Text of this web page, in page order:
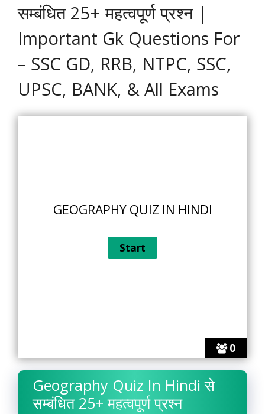
सम्बंधित 25+ महत्वपूर्ण प्रश्न |
Important Gk Questions For
– SSC GD, RRB, NTPC, SSC,
UPSC, BANK, & All Exams
0
GEOGRAPHY QUIZ IN HINDI
Geography Quiz In Hindi से
सम्बंधित 25+ महत्वपूर्ण प्रश्न